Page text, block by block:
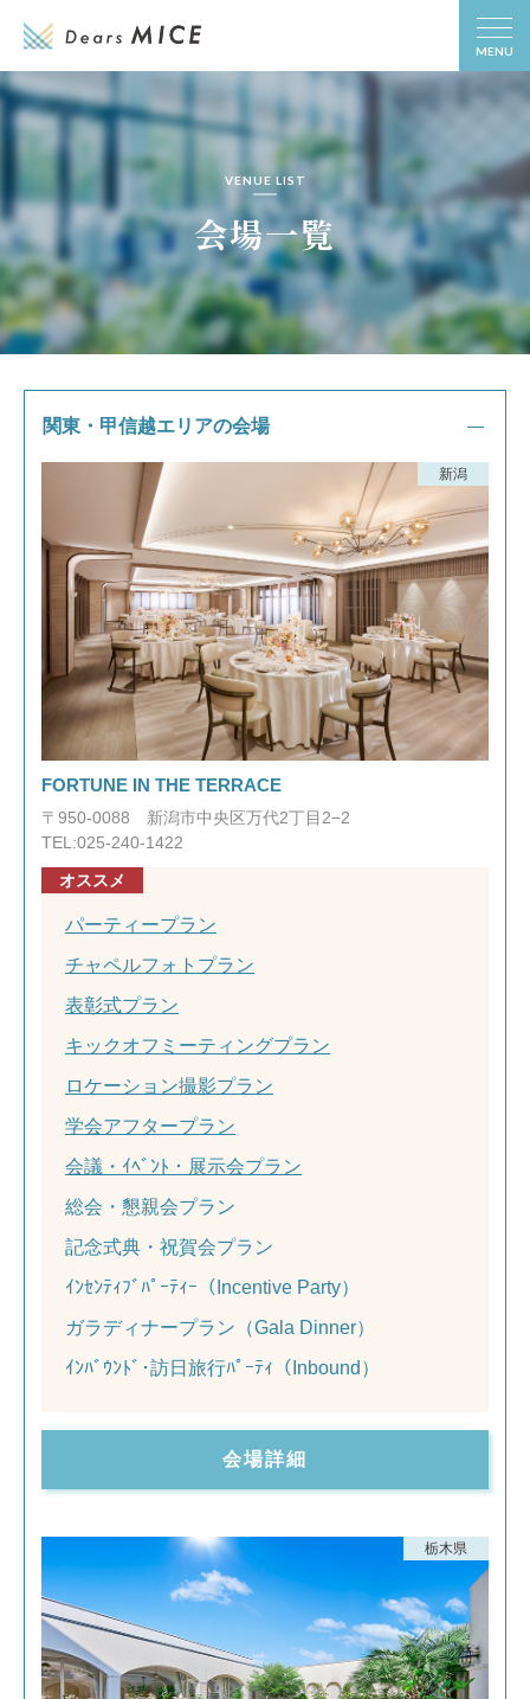
MENU
VENUE LIST
会場一覧
関東・甲信越エリアの会場
新潟
FORTUNE IN THE TERRACE
〒950-0088 新潟市中央区万代2丁目2−2
TEL:025-240-1422
オススメ
パーティープラン
チャペルフォトプラン
表彰式プラン
キックオフミーティングプラン
ロケーション撮影プラン
学会アフタープラン
会議・ｲﾍﾞﾝﾄ・展示会プラン
総会・懇親会プラン
記念式典・祝賀会プラン
ｲﾝｾﾝﾃｨﾌﾞﾊﾟｰﾃｨｰ（Incentive Party）
ガラディナープラン（Gala Dinner）
ｲﾝﾊﾞｳﾝﾄﾞ･訪日旅行ﾊﾟｰﾃｨ（Inbound）
会場詳細
栃木県